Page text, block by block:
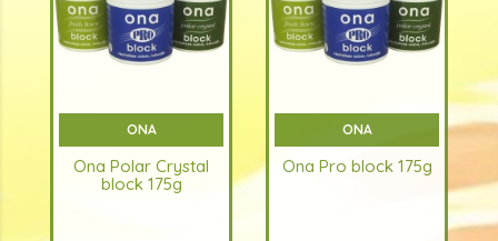
ONA
Ona Polar Crystal
block 175g
ONA
Ona Pro block 175g